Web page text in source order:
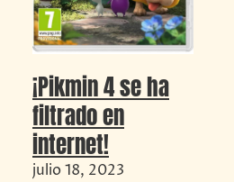
¡Pikmin 4 se ha
filtrado en
internet!
julio 18, 2023